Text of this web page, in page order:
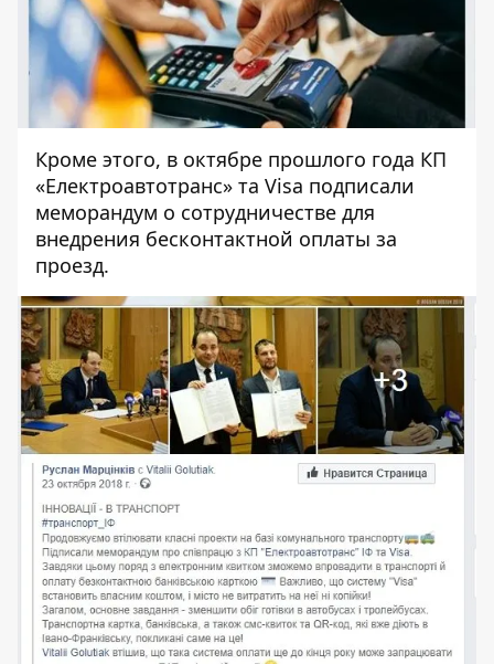
Кроме этого, в октябре прошлого года КП
«Електроавтотранс» та Visa подписали
меморандум о сотрудничестве для
внедрения бесконтактной оплаты за
проезд.